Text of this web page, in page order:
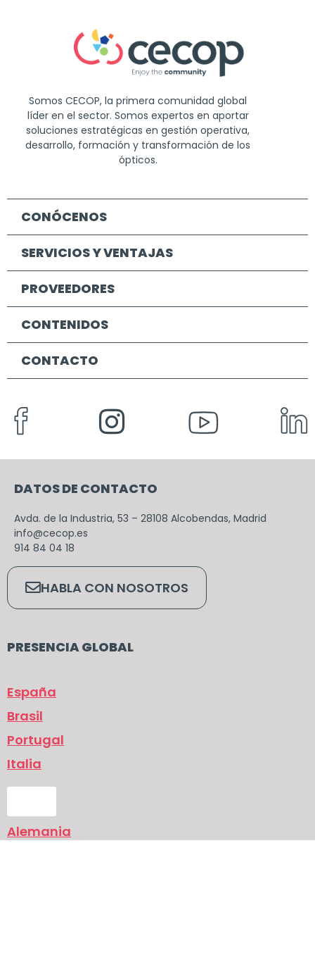
Somos CECOP, la primera comunidad global
líder en el sector. Somos expertos en aportar
soluciones estratégicas en gestión operativa,
desarrollo, formación y transformación de los
ópticos.
CONÓCENOS
SERVICIOS Y VENTAJAS
PROVEEDORES
CONTENIDOS
CONTACTO
DATOS DE CONTACTO
Avda. de la Industria, 53 – 28108 Alcobendas, Madrid
info@cecop.es
914 84 04 18
HABLA CON NOSOTROS
PRESENCIA GLOBAL
España
Brasil
Portugal
Italia
Alemania